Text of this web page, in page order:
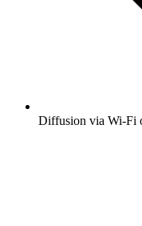
Diffusion via Wi-Fi